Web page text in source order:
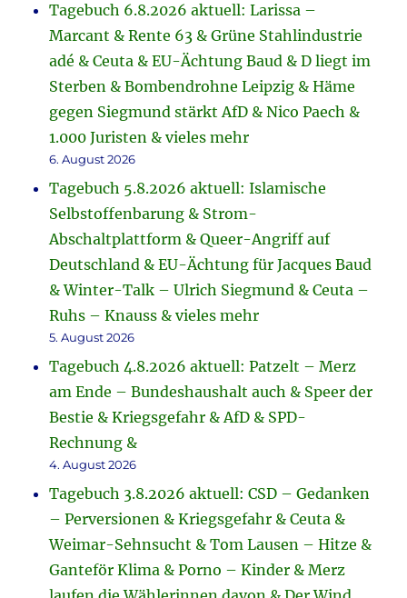
Tagebuch 6.8.2026 aktuell: Larissa –
Marcant & Rente 63 & Grüne Stahlindustrie
adé & Ceuta & EU-Ächtung Baud & D liegt im
Sterben & Bombendrohne Leipzig & Häme
gegen Siegmund stärkt AfD & Nico Paech &
1.000 Juristen & vieles mehr
6. August 2026
Tagebuch 5.8.2026 aktuell: Islamische
Selbstoffenbarung & Strom-
Abschaltplattform & Queer-Angriff auf
Deutschland & EU-Ächtung für Jacques Baud
& Winter-Talk – Ulrich Siegmund & Ceuta –
Ruhs – Knauss & vieles mehr
5. August 2026
Tagebuch 4.8.2026 aktuell: Patzelt – Merz
am Ende – Bundeshaushalt auch & Speer der
Bestie & Kriegsgefahr & AfD & SPD-
Rechnung &
4. August 2026
Tagebuch 3.8.2026 aktuell: CSD – Gedanken
– Perversionen & Kriegsgefahr & Ceuta &
Weimar-Sehnsucht & Tom Lausen – Hitze &
Ganteför Klima & Porno – Kinder & Merz